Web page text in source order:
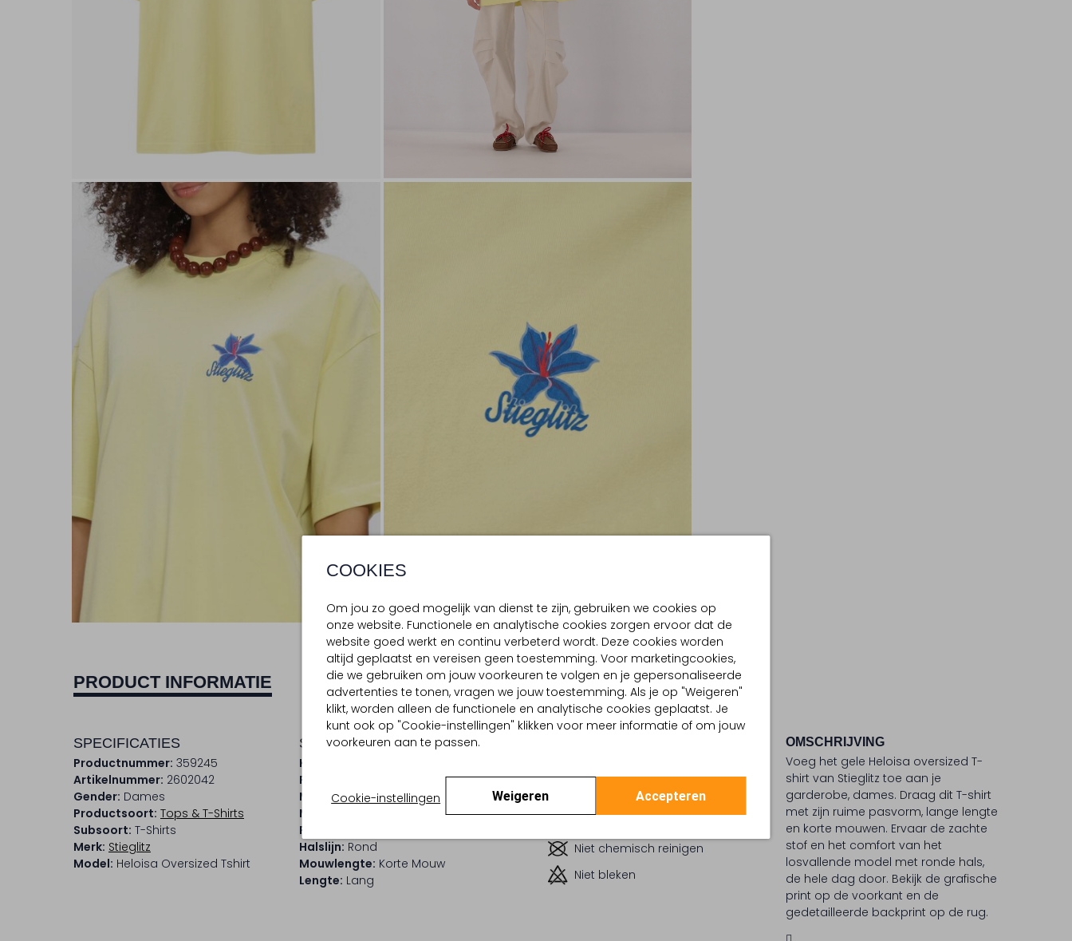
COOKIES
Om jou zo goed mogelijk van dienst te zijn, gebruiken we cookies op
onze website. Functionele en analytische cookies zorgen ervoor dat de
website goed werkt en continu verbeterd wordt. Deze cookies worden
altijd geplaatst en vereisen geen toestemming. Voor marketingcookies,
die we gebruiken om jouw voorkeuren te volgen en je gepersonaliseerde
advertenties te tonen, vragen we jouw toestemming. Als je op "Weigeren"
klikt, worden alleen de functionele en analytische cookies geplaatst. Je
kunt ook op "Cookie-instellingen" klikken voor meer informatie of om jouw
voorkeuren aan te passen.
Cookie-instellingen Weigeren Accepteren
PRODUCT INFORMATIE BEZORGEN & RETOURNEREN
SPECIFICATIES
Productnummer: 359245
Artikelnummer: 2602042
Gender: Dames
Productsoort: Tops & T-Shirts
Subsoort: T-Shirts
Merk: Stieglitz
Model: Heloisa Oversized Tshirt
SAMENSTELLING & PASVORM
Kleur:
Patroon:
Materiaal: Velvet
Materiaalpercentages:
100 % Katoen
Pasvorm:
Halslijn: Rond
Mouwlengte: Korte Mouw
Lengte: Lang
Strijken op maximaal 110 °C
Niet chemisch reinigen
Niet bleken
OMSCHRIJVING
Voeg het gele Heloisa oversized T-
shirt van Stieglitz toe aan je
garderobe, dames. Draag dit T-shirt
met zijn ruime pasvorm, lange lengte
en korte mouwen. Ervaar de zachte
stof en het comfort van het
losvallende model met ronde hals,
de hele dag door. Bekijk de grafische
print op de voorkant en de
gedetailleerde backprint op de rug.